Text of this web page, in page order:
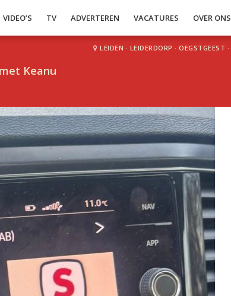
VIDEO’S TV ADVERTEREN VACATURES OVER ONS
Keanu
LEIDEN · LEIDERDORP · OEGSTGEEST ·